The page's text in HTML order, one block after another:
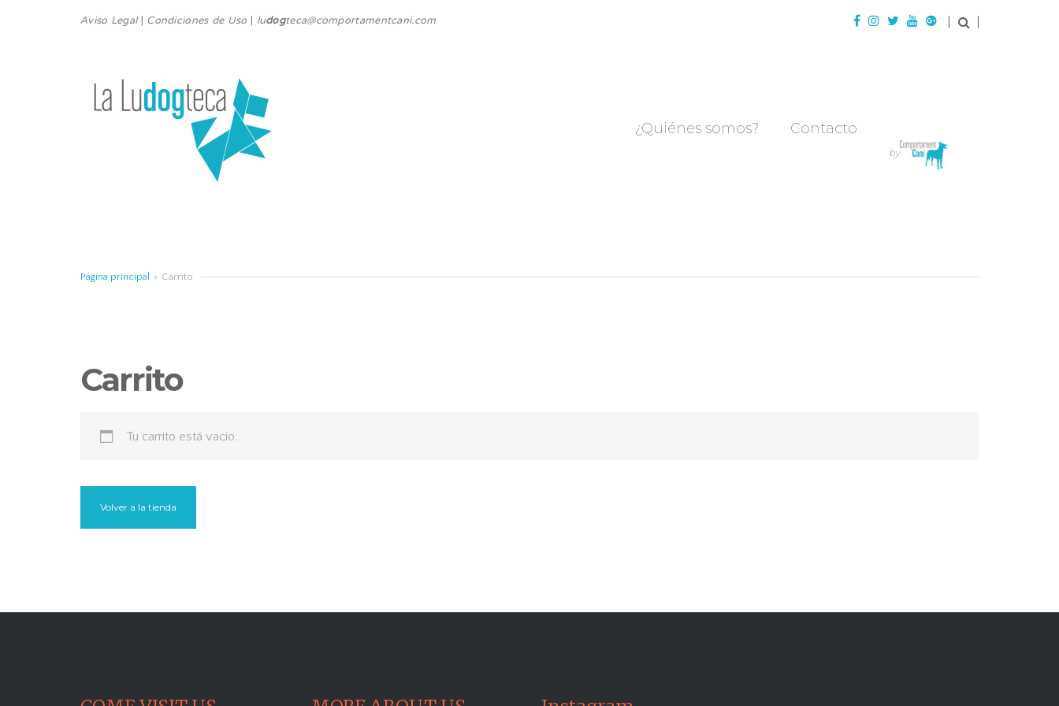
Aviso Legal|Condiciones de Uso| ludogteca@comportamentcani.com
¿Quiénes somos? Contacto
by
Página principal > Carrito
Carrito
Tu carrito está vacío.
Volver a la tienda